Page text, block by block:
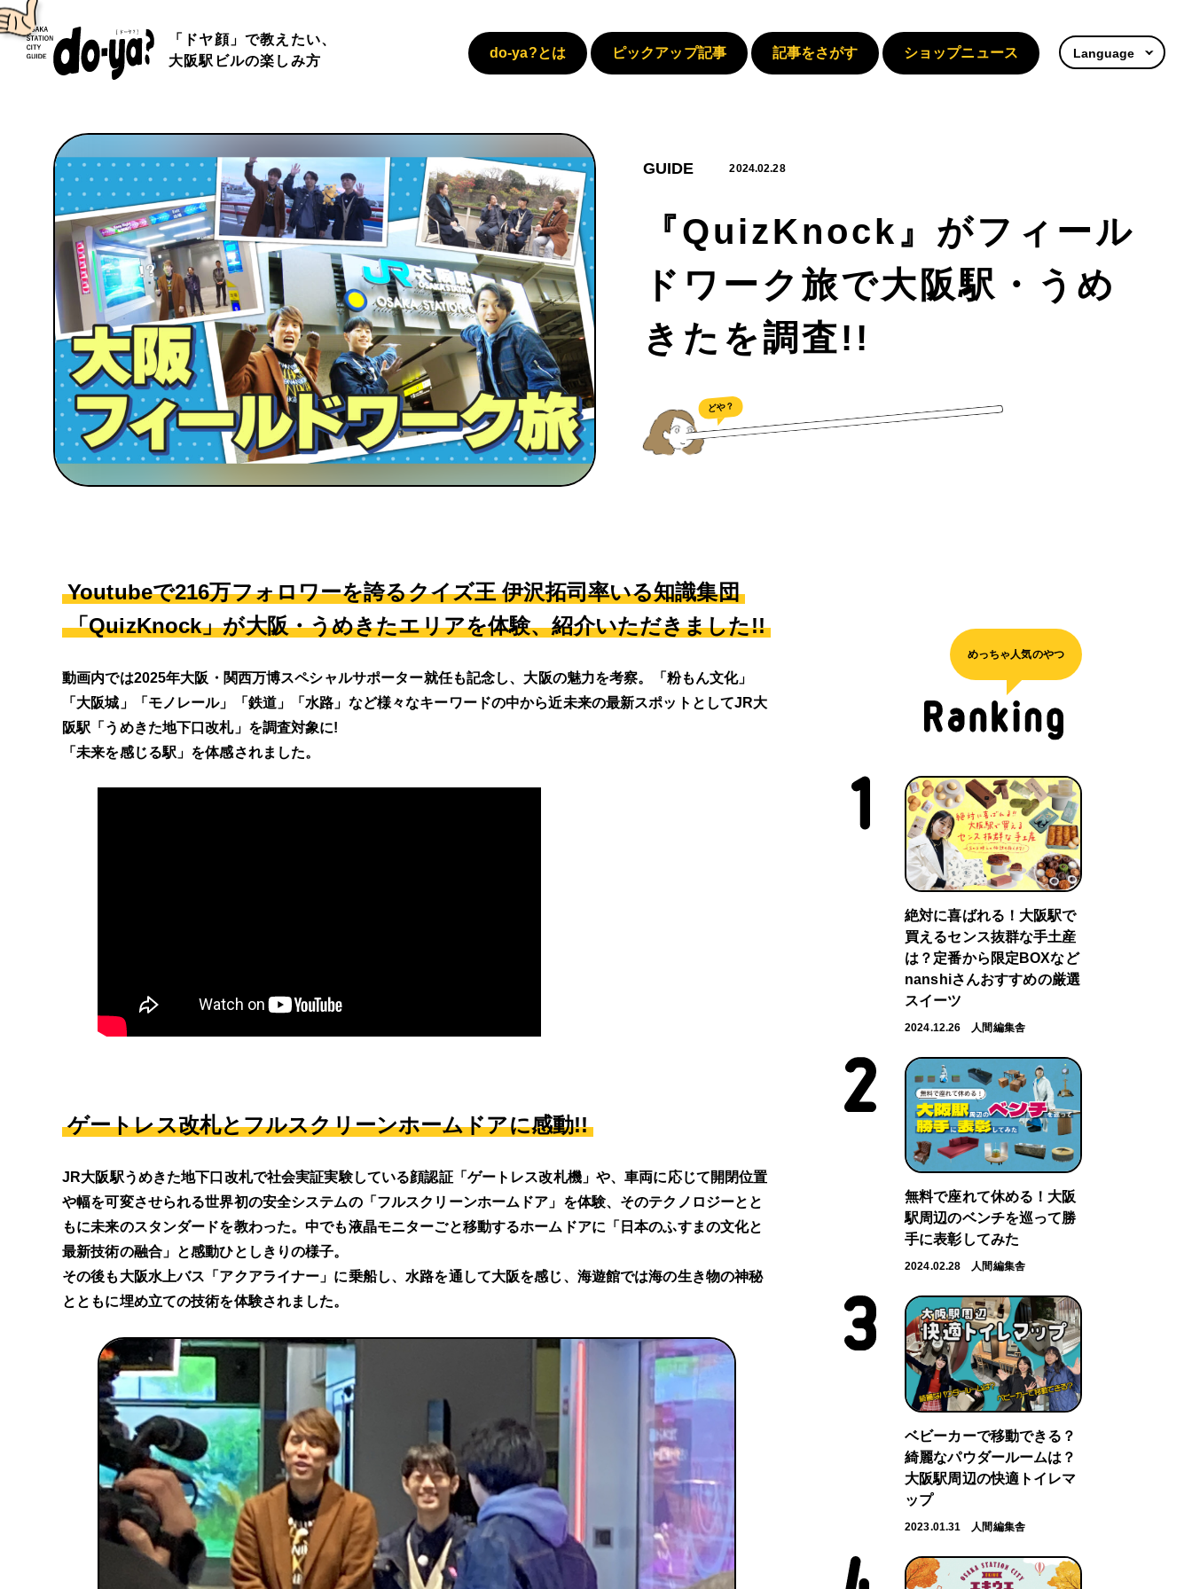
「ドヤ顔」で教えたい、
大阪駅ビルの楽しみ方
do-ya?とは ピックアップ記事 記事をさがす ショップニュース Language
GUIDE 2024.02.28
『QuizKnock』がフィール
ドワーク旅で大阪駅・うめ
きたを調査!!
どや？
Youtubeで216万フォロワーを誇るクイズ王 伊沢拓司率いる知識集団
「QuizKnock」が大阪・うめきたエリアを体験、紹介いただきました!!
動画内では2025年大阪・関西万博スペシャルサポーター就任も記念し、大阪の魅力を考察。「粉もん文化」
「大阪城」「モノレール」「鉄道」「水路」など様々なキーワードの中から近未来の最新スポットとしてJR大
阪駅「うめきた地下口改札」を調査対象に!
「未来を感じる駅」を体感されました。
ゲートレス改札とフルスクリーンホームドアに感動!!
JR大阪駅うめきた地下口改札で社会実証実験している顔認証「ゲートレス改札機」や、車両に応じて開閉位置
や幅を可変させられる世界初の安全システムの「フルスクリーンホームドア」を体験、そのテクノロジーとと
もに未来のスタンダードを教わった。中でも液晶モニターごと移動するホームドアに「日本のふすまの文化と
最新技術の融合」と感動ひとしきりの様子。
その後も大阪水上バス「アクアライナー」に乗船し、水路を通して大阪を感じ、海遊館では海の生き物の神秘
とともに埋め立ての技術を体験されました。
めっちゃ人気のやつ
絶対に喜ばれる！大阪駅で
買えるセンス抜群な手土産
は？定番から限定BOXなど
nanshiさんおすすめの厳選
スイーツ
2024.12.26 人間編集舎
無料で座れて休める！大阪
駅周辺のベンチを巡って勝
手に表彰してみた
2024.02.28 人間編集舎
ベビーカーで移動できる？
綺麗なパウダールームは？
大阪駅周辺の快適トイレマ
ップ
2023.01.31 人間編集舎